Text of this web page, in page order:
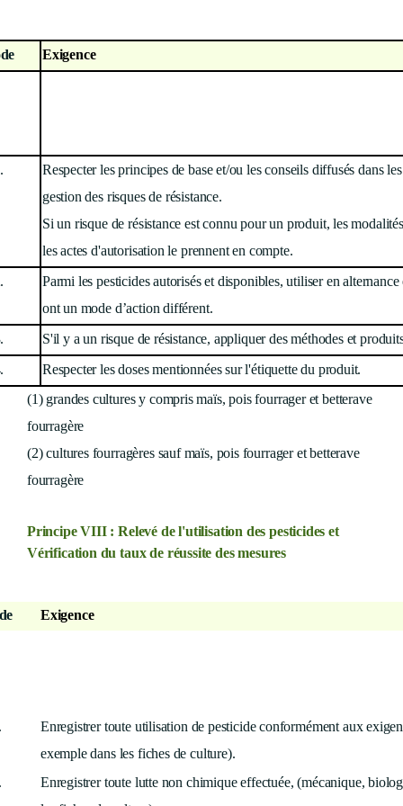
Exigence
Respecter les principes de base et/ou les conseils diffusés dans
gestion des risques de résistance.
Si un risque de résistance est connu pour un produit, les
les actes d'autorisation le prennent en compte.
Parmi les pesticides autorisés et disponibles, utiliser en alternance
ont un mode d’action différent.
S'il y a un risque de résistance, appliquer des méthodes et
Respecter les doses mentionnées sur l'étiquette du produit.
(1) grandes cultures y compris maïs, pois fourrager et betterave
fourragère
(2) cultures fourragères sauf maïs, pois fourrager et betterave
fourragère
Principe VIII : Relevé de l'utilisation des pesticides et
Vérification du taux de réussite des mesures
Exigence
Enregistrer toute utilisation de pesticideconformément aux
exemple dans les fiches de culture).
Enregistrer toute lutte non chimique effectuée, (mécanique,